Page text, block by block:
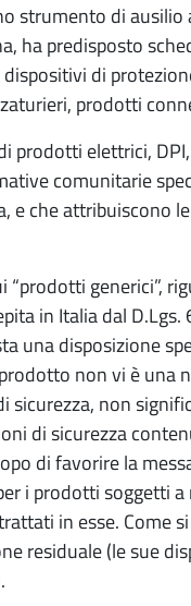
strumento di
ha predisposto
di
prodotti
prodotti elettrici,
comunitarie
e che attribuiscono
generici”,
in Italia dal
una disposizione
non vi è una
sicurezza, non
di sicurezza
di favorire la
i prodotti soggetti
in esse. Come
residuale (le sue